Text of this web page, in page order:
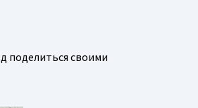
поделиться своими